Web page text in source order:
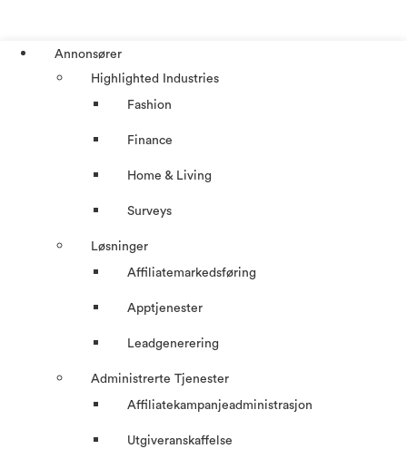
Annonsører
Highlighted Industries
Fashion
Finance
Home & Living
Surveys
Løsninger
Affiliatemarkedsføring
Apptjenester
Leadgenerering
Administrerte Tjenester
Affiliatekampanjeadministrasjon
Utgiveranskaffelse